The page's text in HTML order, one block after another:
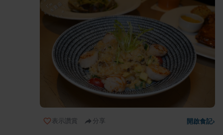
表示讚賞 分享 開啟食記›